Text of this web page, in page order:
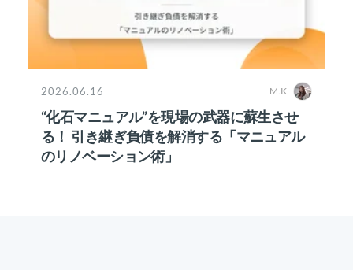
2026.06.16 M.K
“化石マニュアル”を現場の武器に蘇生させ
る！ 引き継ぎ負債を解消する「マニュアル
のリノベーション術」